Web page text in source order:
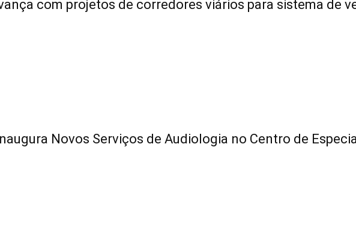
com projetos de corredores viários para sistema de
Novos Serviços de Audiologia no Centro de